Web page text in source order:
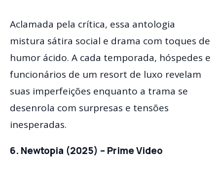
Aclamada pela crítica, essa antologia
mistura sátira social e drama com toques de
humor ácido. A cada temporada, hóspedes e
funcionários de um resort de luxo revelam
suas imperfeições enquanto a trama se
desenrola com surpresas e tensões
inesperadas.
6. Newtopia (2025) – Prime Video